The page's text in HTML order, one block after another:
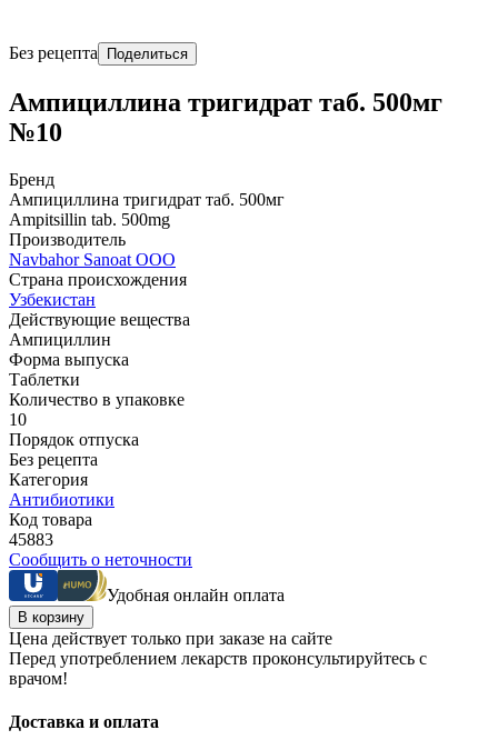
Без рецепта Поделиться
Ампициллина тригидрат таб. 500мг
№10
Бренд
Ампициллина тригидрат таб. 500мг
Ampitsillin tab. 500mg
Производитель
Navbahor Sanoat ООО
Страна происхождения
Узбекистан
Действующие вещества
Ампициллин
Форма выпуска
Таблетки
Количество в упаковке
10
Порядок отпуска
Без рецепта
Категория
Антибиотики
Код товара
45883
Сообщить о неточности
Удобная онлайн оплата
В корзину
Цена действует только при заказе на сайте
Перед употреблением лекарств проконсультируйтесь с
врачом!
Доставка и оплата